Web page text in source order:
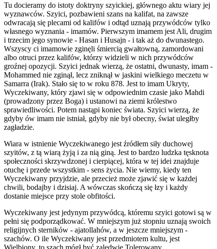
Tu docieramy do istoty doktryny szyickiej, głównego aktu wiary jej
wyznawców. Szyici, pozbawieni szans na kalifat, na zawsze
odwracają się plecami od kalifów i odtąd uznają przywódców tylko
własnego wyznania - imamów. Pierwszym imamem jest Ali, drugim
i trzecim jego synowie - Hasan i Husajn - i tak aż do dwunastego.
Wszyscy ci imamowie zginęli śmiercią gwałtowną, zamordowani
albo otruci przez kalifów, którzy widzieli w nich przywódców
groźnej opozycji. Szyici jednak wierzą, że ostatni, dwunasty, imam -
Mohammed nie zginął, lecz zniknął w jaskini wielkiego meczetu w
Samarra (Irak). Stało się to w roku 878. Jest to imam Ukryty,
Wyczekiwany, który zjawi się w odpowiednim czasie jako Mahdi
(prowadzony przez Boga) i ustanowi na ziemi królestwo
sprawiedliwości. Potem nastąpi koniec świata. Szyici wierzą, że
gdyby ów imam nie istniał, gdyby nie był obecny, świat uległby
zagładzie.
Wiara w istnienie Wyczekiwanego jest źródłem siły duchowej
szyitów, z tą wiarą żyją i za nią giną. Jest to bardzo ludzka tęsknota
społeczności skrzywdzonej i cierpiącej, która w tej idei znajduje
otuchę i przede wszystkim - sens życia. Nie wiemy, kiedy ten
Wyczekiwany przyjdzie, ale przecież może zjawić się w każdej
chwili, bodajby i dzisiaj. A wówczas skończą się łzy i każdy
dostanie miejsce przy stole obfitości.
Wyczekiwany jest jedynym przywódcą, któremu szyici gotowi są w
pełni się podporządkować. W mniejszym już stopniu uznają swoich
religijnych sterników - ajatollahów, a w jeszcze mniejszym -
szachów. O ile Wyczekiwany jest przedmiotem kultu, jest
Wielbiony, to szach mógł być zaledwie Tolerowany.